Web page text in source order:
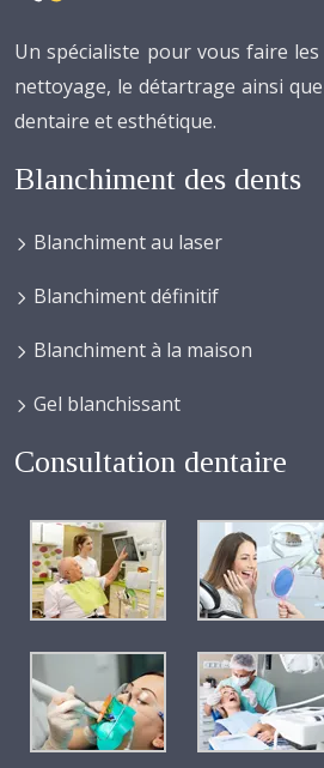
Un spécialiste pour vous faire
nettoyage, le détartrage ainsi
dentaire et esthétique.
Blanchiment des dents
Blanchiment au laser
Blanchiment définitif
Blanchiment à la maison
Gel blanchissant
Consultation dentaire